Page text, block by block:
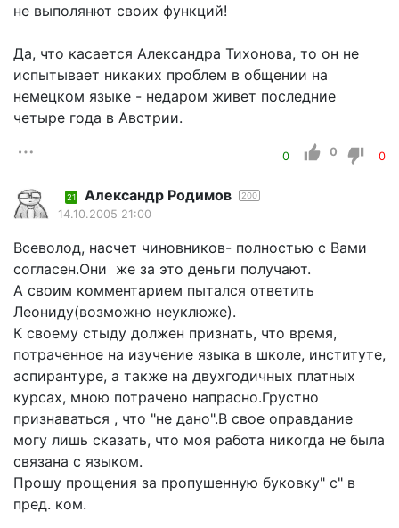
не выполянют своих функций!
Да, что касается Александра Тихонова, то он не
испытывает никаких проблем в общении на
немецком языке - недаром живет последние
четыре года в Австрии.
0 0 0
21 Александр Родимов 200
14.10.2005 21:00
Всеволод, насчет чиновников- полностью с Вами
согласен.Они же за это деньги получают.
А своим комментарием пытался ответить
Леониду(возможно неуклюже).
К своему стыду должен признать, что время,
потраченное на изучение языка в школе, институте,
аспирантуре, а также на двухгодичных платных
курсах, мною потрачено напрасно.Грустно
признаваться , что "не дано".В свое оправдание
могу лишь сказать, что моя работа никогда не была
связана с языком.
Прошу прощения за пропушенную буковку" с" в
пред. ком.